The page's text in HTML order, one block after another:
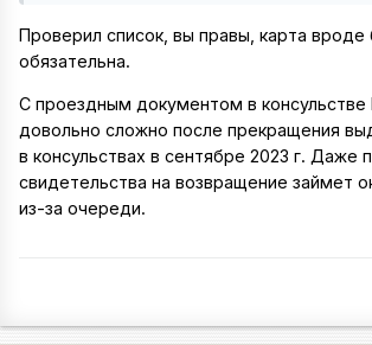
Проверил список, вы правы, карта вроде
обязательна.
С проездным документом в консульстве
довольно сложно после прекращения
в консульствах в сентябре 2023 г. Даже
свидетельства на возвращение займет
из-за очереди.